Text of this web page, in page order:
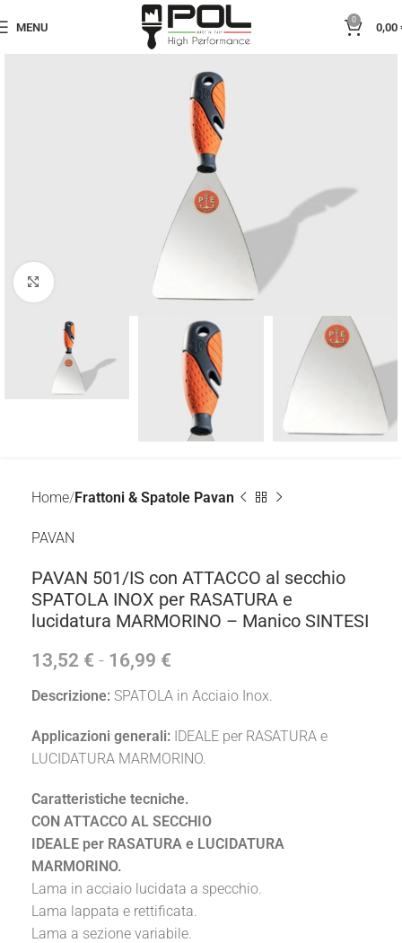
MENU
0
0,00
Click to enlarge
Home Frattoni & Spatole Pavan
PAVAN
PAVAN 501/IS con ATTACCO al secchio
SPATOLA INOX per RASATURA e
lucidatura MARMORINO – Manico SINTESI
13,52 € - 16,99 €
Descrizione: SPATOLA in Acciaio Inox.
Applicazioni generali: IDEALE per RASATURA e
LUCIDATURA MARMORINO.
Caratteristiche tecniche.
CON ATTACCO AL SECCHIO
IDEALE per RASATURA e LUCIDATURA
MARMORINO.
Lama in acciaio lucidata a specchio.
Lama lappata e rettificata.
Lama a sezione variabile.